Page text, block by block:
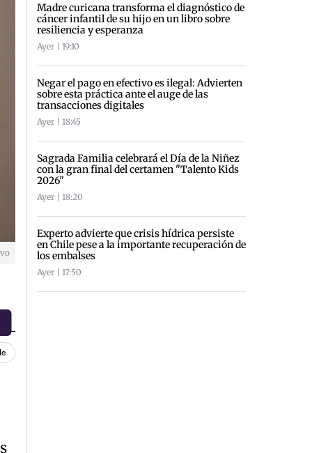
Madre curicana transforma el diagnóstico de
cáncer infantil de su hijo en un libro sobre
resiliencia y esperanza
Ayer | 19:10
Negar el pago en efectivo es ilegal: Advierten
sobre esta práctica ante el auge de las
transacciones digitales
Ayer | 18:45
Sagrada Familia celebrará el Día de la Niñez
con la gran final del certamen "Talento Kids
2026"
Ayer | 18:20
Experto advierte que crisis hídrica persiste
en Chile pese a la importante recuperación de
los embalses
Ayer | 17:50